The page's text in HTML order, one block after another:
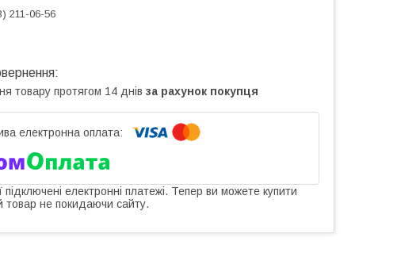
211-06-56
товару протягом 14 днів за рахунок покупця
підключені електронні платежі. Тепер ви можете купити
товар не покидаючи сайту.